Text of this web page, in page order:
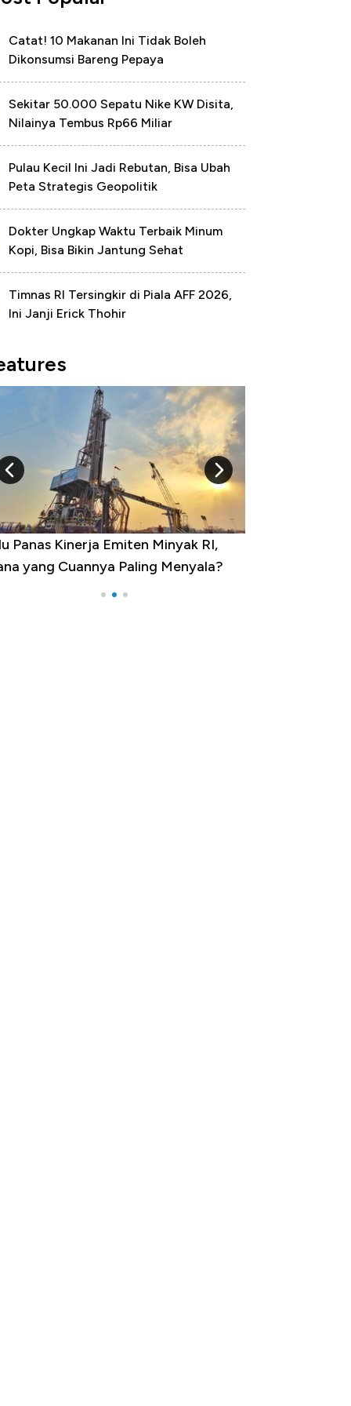
Catat! 10 Makanan Ini Tidak Boleh
Dikonsumsi Bareng Pepaya
Sekitar 50.000 Sepatu Nike KW Disita,
Nilainya Tembus Rp66 Miliar
Pulau Kecil Ini Jadi Rebutan, Bisa Ubah
Peta Strategis Geopolitik
Dokter Ungkap Waktu Terbaik Minum
Kopi, Bisa Bikin Jantung Sehat
Timnas RI Tersingkir di Piala AFF 2026,
Ini Janji Erick Thohir
Provinsi dengan Tingkat
Tertinggi, Ada Jakarta